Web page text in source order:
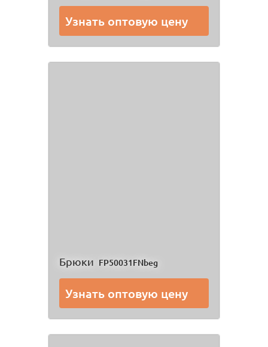
Узнать оптовую цену
Брюки FP50031FNbeg
Узнать оптовую цену